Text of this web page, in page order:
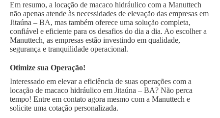
Em resumo, a locação de macaco hidráulico com a Manuttech
não apenas atende às necessidades de elevação das empresas em
Jitaúna – BA, mas também oferece uma solução completa,
confiável e eficiente para os desafios do dia a dia. Ao escolher a
Manuttech, as empresas estão investindo em qualidade,
segurança e tranquilidade operacional.
Otimize sua Operação!
Interessado em elevar a eficiência de suas operações com a
locação de macaco hidráulico em Jitaúna – BA? Não perca
tempo! Entre em contato agora mesmo com a Manuttech e
solicite uma cotação personalizada.